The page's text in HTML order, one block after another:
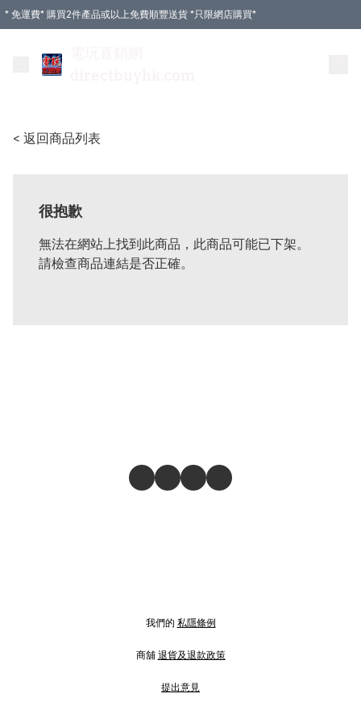
* 免運費* 購買2件產品或以上免費順豐送貨 *只限網店購買*
< 返回商品列表
很抱歉
無法在網站上找到此商品，此商品可能已下架。
請檢查商品連結是否正確。
我們的 私隱條例
商舖 退貨及退款政策
提出意見